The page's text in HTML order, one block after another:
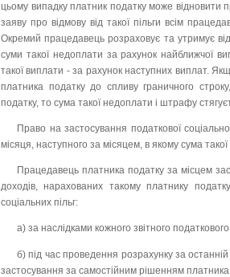
цьому випадку платник податку може відновити
заяву про відмову від такої пільги всім
Окремий працедавець розраховує та утримує
суми такої недоплати за рахунок найближчої
такої виплати - за рахунок наступних виплат.
платника податку до спливу граничного
податку, то сума такої недоплати і штрафу
Право на застосування податкової
місяця, наступного за місяцем, в якому сума
Працедавець платника податку за місцем
доходів, нарахованих такому платнику
соціальних пільг:
а) за наслідками кожного звітного
б) під час проведення розрахунку за останній
застосування за самостійним рішенням